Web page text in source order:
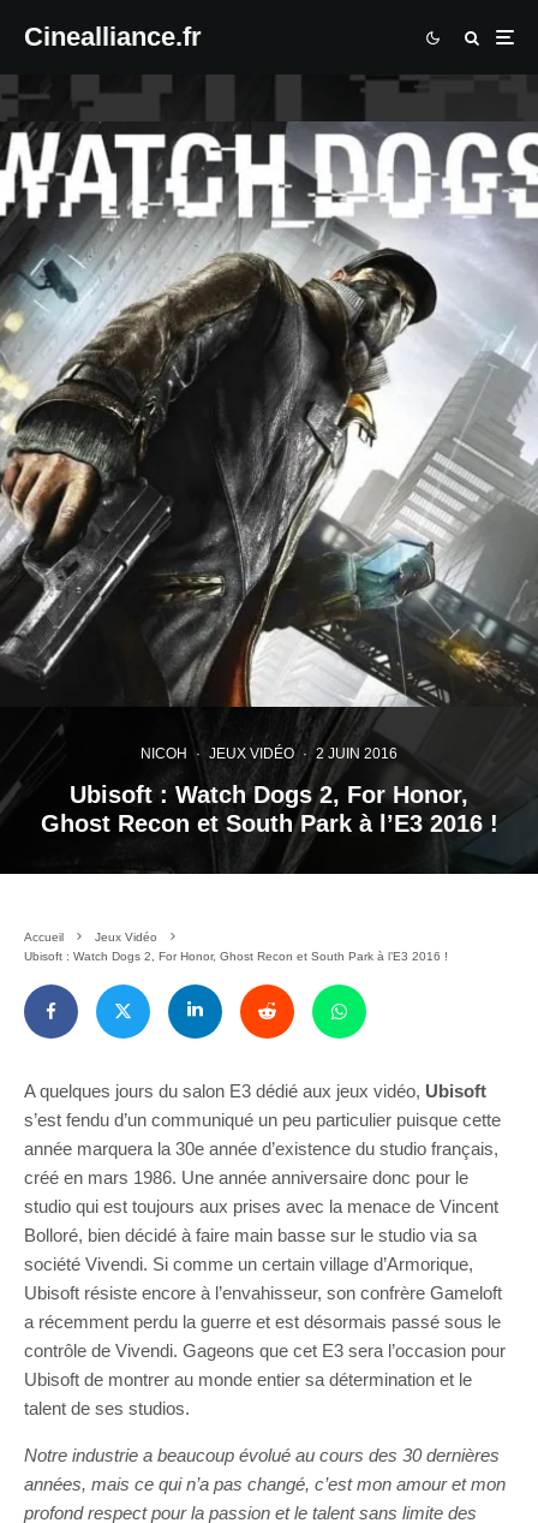
Cinealliance.fr
NICOH · JEUX VIDÉO · 2 JUIN 2016
Ubisoft : Watch Dogs 2, For Honor,
Ghost Recon et South Park à l’E3 2016 !
Accueil
Jeux Vidéo
Ubisoft : Watch Dogs 2, For Honor, Ghost Recon et South Park à l’E3 2016 !
A quelques jours du salon E3 dédié aux jeux vidéo, Ubisoft
s’est fendu d’un communiqué un peu particulier puisque cette
année marquera la 30e année d’existence du studio français,
créé en mars 1986. Une année anniversaire donc pour le
studio qui est toujours aux prises avec la menace de Vincent
Bolloré, bien décidé à faire main basse sur le studio via sa
société Vivendi. Si comme un certain village d’Armorique,
Ubisoft résiste encore à l’envahisseur, son confrère Gameloft
a récemment perdu la guerre et est désormais passé sous le
contrôle de Vivendi. Gageons que cet E3 sera l’occasion pour
Ubisoft de montrer au monde entier sa détermination et le
talent de ses studios.
Notre industrie a beaucoup évolué au cours des 30 dernières
années, mais ce qui n’a pas changé, c’est mon amour et mon
profond respect pour la passion et le talent sans limite des